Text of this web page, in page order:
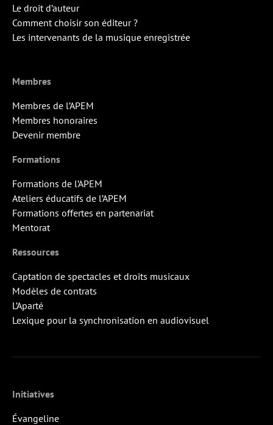
Le droit d’auteur
Comment choisir son éditeur ?
Les intervenants de la musique enregistrée
Membres
Membres de l’APEM
Membres honoraires
Devenir membre
Formations
Formations de l’APEM
Ateliers éducatifs de l’APEM
Formations offertes en partenariat
Mentorat
Ressources
Captation de spectacles et droits musicaux
Modèles de contrats
L’Aparté
Lexique pour la synchronisation en audiovisuel
Initiatives
Évangeline